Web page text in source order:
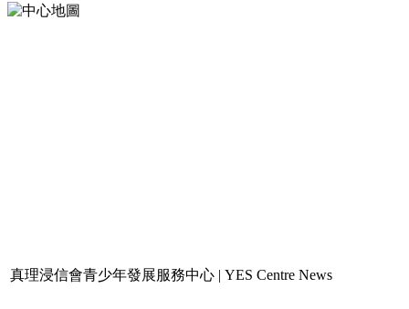
真理浸信會青少年發展服務中心 | YES Centre News